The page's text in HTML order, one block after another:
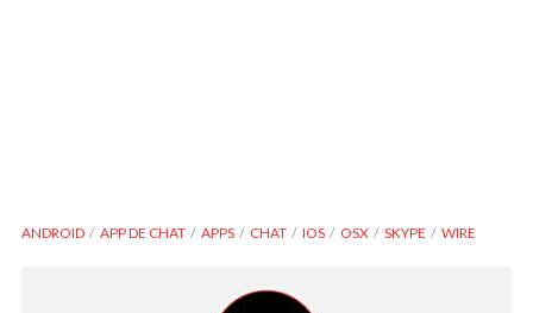
ANDROID APP DE CHAT APPS CHAT IOS OSX SKYPE WIRE